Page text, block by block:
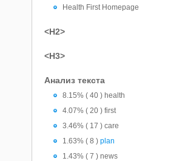
Health First Homepage
<H2>
<H3>
Анализ текста
8.15% ( 40 ) health
4.07% ( 20 ) first
3.46% ( 17 ) care
1.63% ( 8 ) plan
1.43% ( 7 ) news